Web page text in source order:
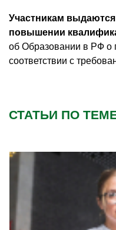
Участникам
повышении
об Образовании в РФ о
соответствии с
СТАТЬИ ПО